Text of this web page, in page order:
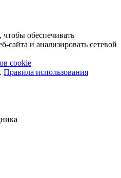
обеспечивать
сайта и анализировать сетевой
cookie
Правила использования